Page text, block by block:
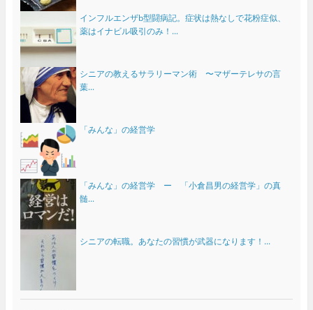
インフルエンザb型闘病記。症状は熱なしで花粉症似、
薬はイナビル吸引のみ！...
シニアの教えるサラリーマン術 〜マザーテレサの言
葉...
「みんな」の経営学
「みんな」の経営学 ー 「小倉昌男の経営学」の真
髄...
シニアの転職。あなたの習慣が武器になります！...